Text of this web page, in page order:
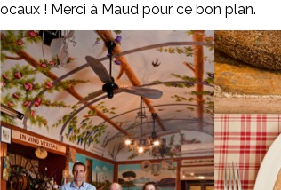
! Merci à Maud pour ce bon plan.